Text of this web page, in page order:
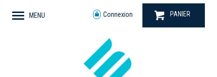
MENU Connexion PANIER